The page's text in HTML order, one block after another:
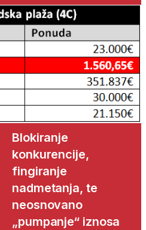
Blokiranje
konkurencije,
fingiranje
nadmetanja, te
neosnovano
„pumpanje“ iznosa